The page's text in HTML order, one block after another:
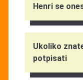
Henri se
Ukoliko
potpisati